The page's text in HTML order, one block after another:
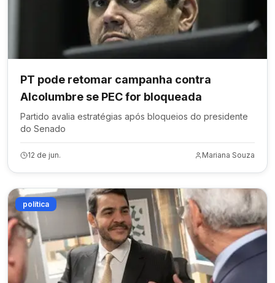
PT pode retomar campanha contra
Alcolumbre se PEC for bloqueada
Partido avalia estratégias após bloqueios do presidente
do Senado
12 de jun. Mariana Souza
política